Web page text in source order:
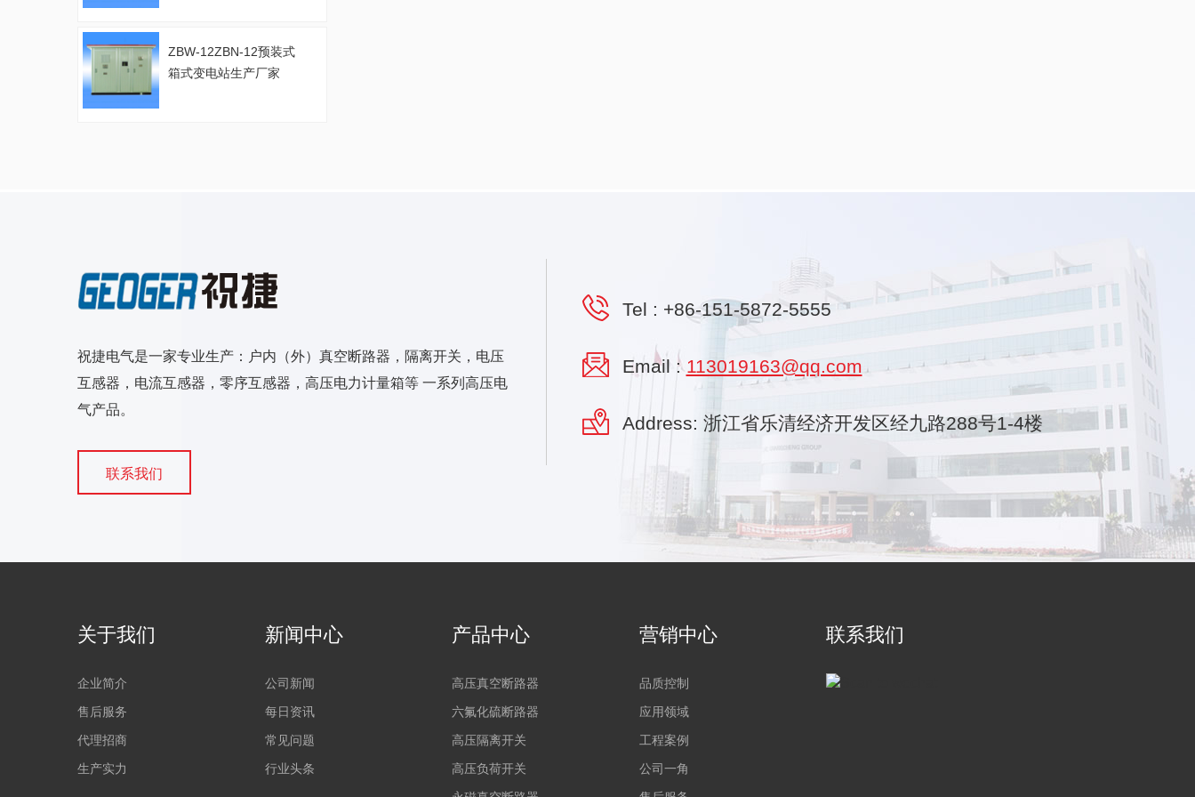
ZBW-12ZBN-12预装式
箱式变电站生产厂家
祝捷电气是一家专业生产：户内（外）真空断路器，隔离开关，电压
互感器，电流互感器，零序互感器，高压电力计量箱等 一系列高压电
气产品。
联系我们
Tel : +86-151-5872-5555
Email : 113019163@qq.com
Address: 浙江省乐清经济开发区经九路288号1-4楼
关于我们
企业简介
售后服务
代理招商
生产实力
新闻中心
公司新闻
每日资讯
常见问题
行业头条
产品中心
高压真空断路器
六氟化硫断路器
高压隔离开关
高压负荷开关
营销中心
品质控制
应用领域
工程案例
公司一角
联系我们